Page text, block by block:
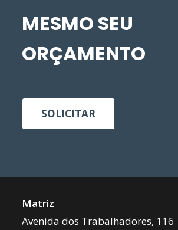
MESMO SEU
ORÇAMENTO
SOLICITAR
Matriz
Avenida dos Trabalhadores, 116